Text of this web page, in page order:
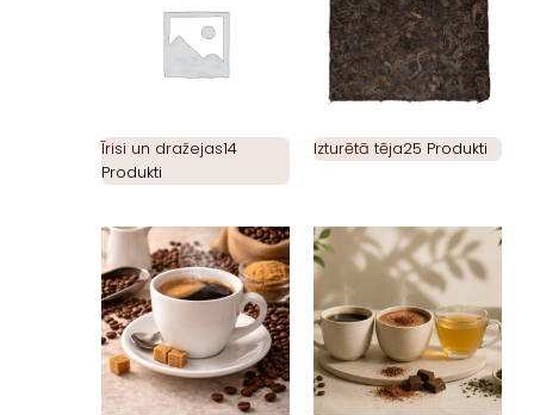
Īrisi un dražejas14
Produkti
Izturētā tēja25 Produkti